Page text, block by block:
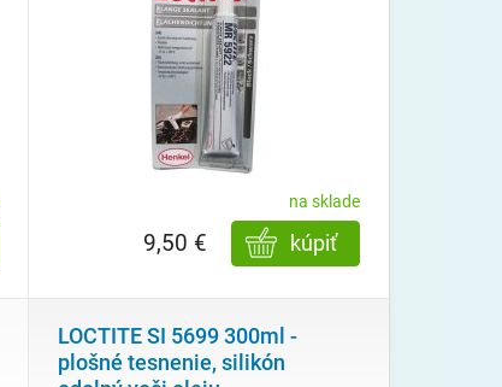
na sklade
kúpiť
9,50 €
LOCTITE SI 5699 300ml -
plošné tesnenie, silikón